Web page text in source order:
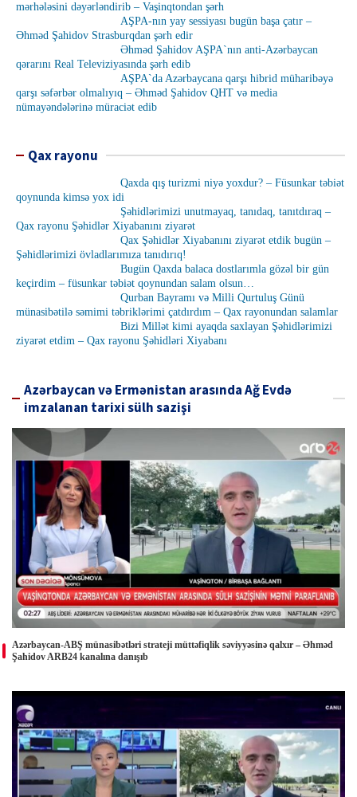
mərhələsini dəyərləndirib – Vaşinqtondan şərh
AŞPA-nın yay sessiyası bugün başa çatır –
Əhməd Şahidov Strasburqdan şərh edir
Əhməd Şahidov AŞPA`nın anti-Azərbaycan
qərarını Real Televiziyasında şərh edib
AŞPA`da Azərbaycana qarşı hibrid müharibəyə
qarşı səfərbər olmalıyıq – Əhməd Şahidov QHT və media
nümayəndələrinə müraciət edib
Qax rayonu
Qaxda qış turizmi niyə yoxdur? – Füsunkar təbiət
qoynunda kimsə yox idi
Şəhidlərimizi unutmayaq, tanıdaq, tanıtdıraq –
Qax rayonu Şəhidlər Xiyabanını ziyarət
Qax Şəhidlər Xiyabanını ziyarət etdik bugün –
Şəhidlərimizi övladlarımıza tanıdırıq!
Bugün Qaxda balaca dostlarımla gözəl bir gün
keçirdim – füsunkar təbiət qoynundan salam olsun…
Qurban Bayramı və Milli Qurtuluş Günü
münasibətilə səmimi təbriklərimi çatdırdım – Qax rayonundan salamlar
Bizi Millət kimi ayaqda saxlayan Şəhidlərimizi
ziyarət etdim – Qax rayonu Şəhidləri Xiyabanı
Azərbaycan və Ermənistan arasında Ağ Evdə
imzalanan tarixi sülh sazişi
Azərbaycan-ABŞ münasibətləri strateji müttəfiqlik səviyyəsinə qalxır – Əhməd
Şahidov ARB24 kanalına danışıb